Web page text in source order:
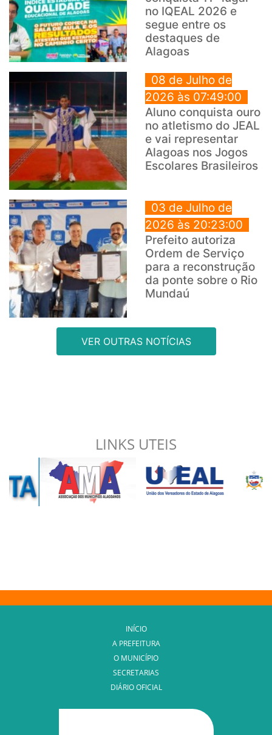
no IQEAL 2026 e
segue entre os
destaques de
Alagoas
08 de Julho de
2026 às 07:49:00
Aluno conquista ouro
no atletismo do JEAL
e vai representar
Alagoas nos Jogos
Escolares Brasileiros
03 de Julho de
2026 às 20:23:00
Prefeito autoriza
Ordem de Serviço
para a reconstrução
da ponte sobre o Rio
Mundaú
VER OUTRAS NOTÍCIAS
LINKS UTEIS
INÍCIO
A PREFEITURA
O MUNICÍPIO
SECRETARIAS
DIÁRIO OFICIAL